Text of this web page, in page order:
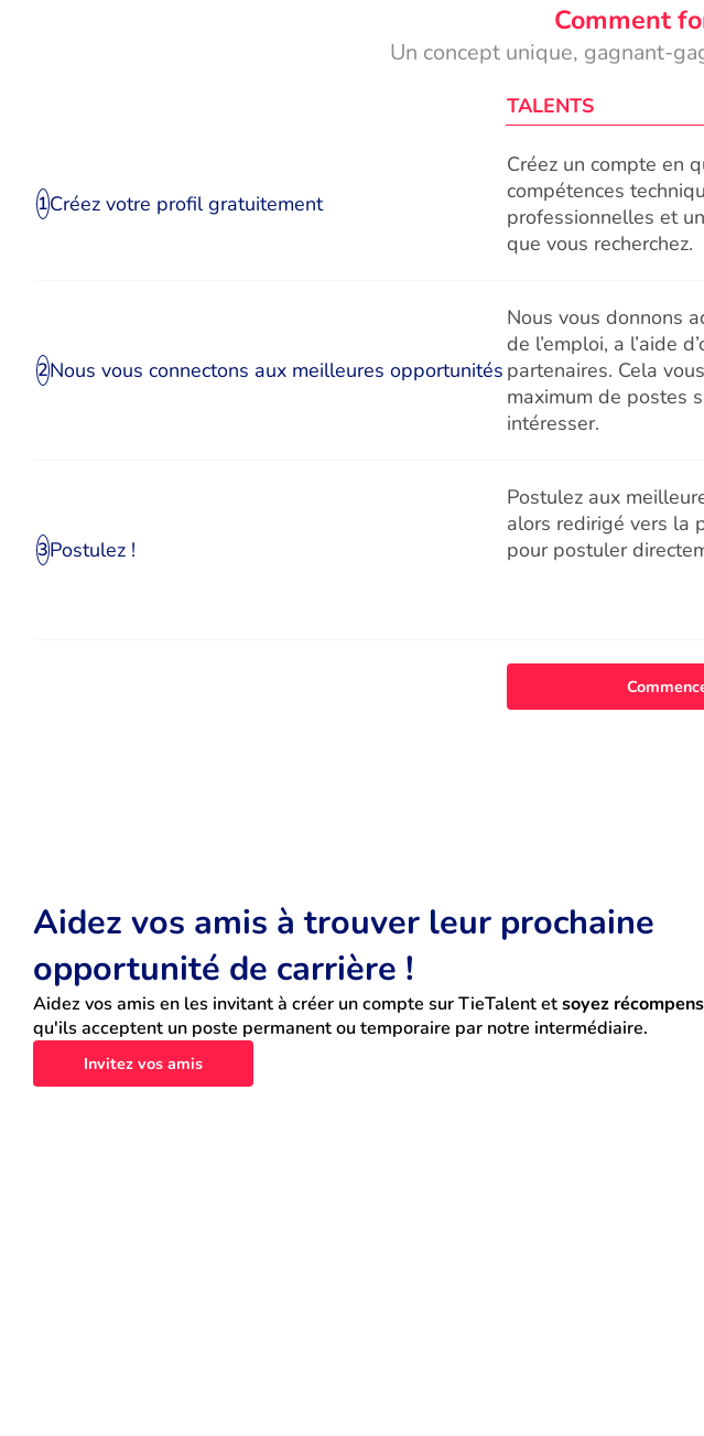
Comment
Un concept unique, gagnant-
TALENTS
1Créez votre profil gratuitement
Créez un compte en
compétences
professionnelles et
que vous recherchez.
2Nous vous connectons aux meilleures opportunités
Nous vous donnons
de l’emploi, a l’aide
partenaires. Cela
maximum de postes
intéresser.
3Postulez !
Postulez aux
alors redirigé vers la
pour postuler
Aidez vos amis à trouver leur prochaine
opportunité de carrière !
Aidez vos amis en les invitant à créer un compte sur TieTalent et soyez
qu'ils acceptent un poste permanent ou temporaire par notre intermédiaire.
Invitez vos amis